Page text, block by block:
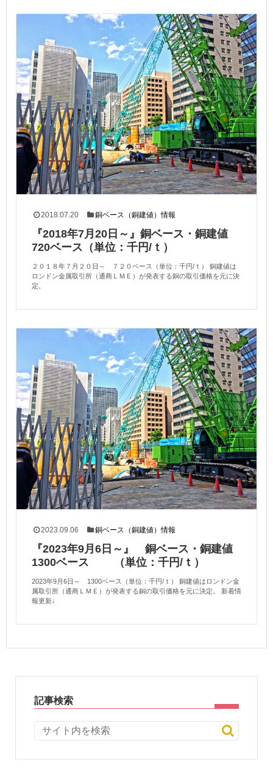
2018.07.20 銅ベース（銅建値）情報
『2018年7月20日～』銅ベース・銅建値
720ベース（単位：千円/ｔ）
２０１８年７月２０日～ ７２０ベース（単位：千円/ｔ） 銅建値は
ロンドン金属取引所（通商ＬＭＥ）が発表する銅の取引価格を元に決
定。
2023.09.06 銅ベース（銅建値）情報
『2023年9月6日～』 銅ベース・銅建値
1300ベース （単位：千円/ｔ）
2023年9月6日～ 1300ベース（単位：千円/ｔ） 銅建値はロンドン金
属取引所（通商ＬＭＥ）が発表する銅の取引価格を元に決定。 新着情
報更新↓
記事検索